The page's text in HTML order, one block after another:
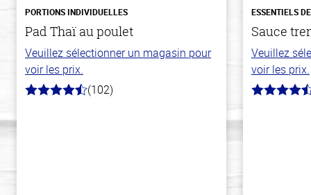
PORTIONS INDIVIDUELLES
Pad Thaï au poulet
Veuillez sélectionner un magasin pour
voir les prix.
4.3
(102)
ESSENTIELS
Sauce
Veuillez
voir les prix.
4.7